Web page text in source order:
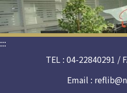
:::
TEL : 04-22840291 /
Email :